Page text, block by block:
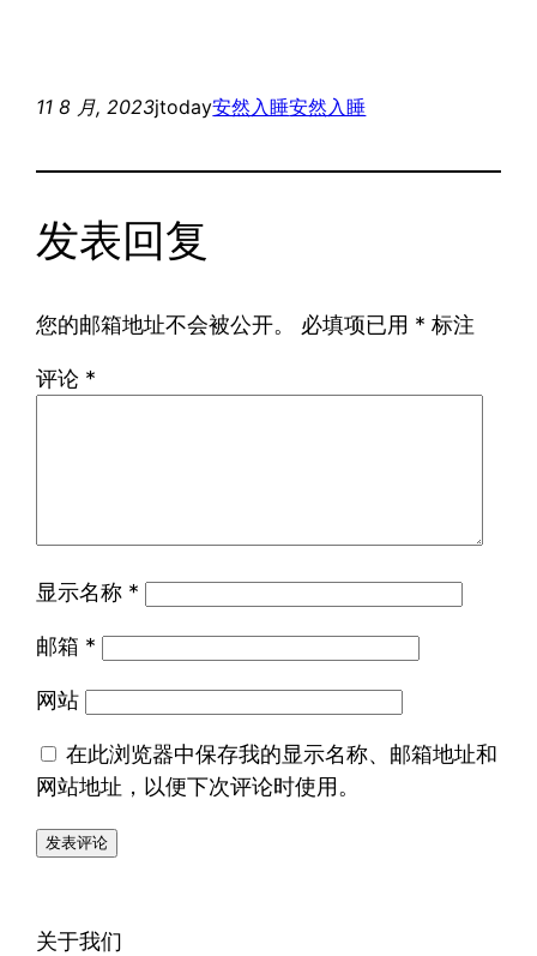
11 8 月, 2023jtoday安然入睡安然入睡
发表回复
您的邮箱地址不会被公开。 必填项已用 * 标注
评论 *
显示名称 *
邮箱 *
网站
在此浏览器中保存我的显示名称、邮箱地址和
网站地址，以便下次评论时使用。
关于我们